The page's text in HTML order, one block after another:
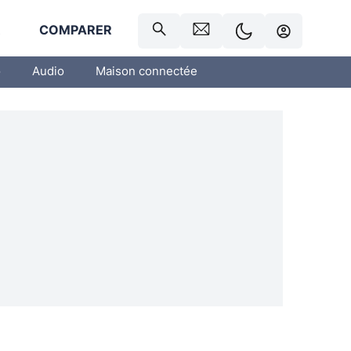
COMPARER
Audio Maison connectée